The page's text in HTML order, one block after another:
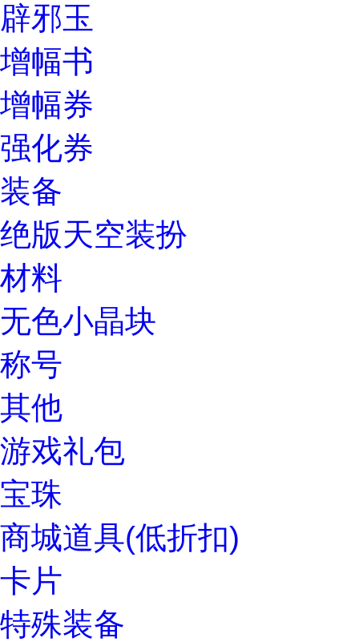
辟邪玉
增幅书
增幅券
强化券
装备
绝版天空装扮
材料
无色小晶块
称号
其他
游戏礼包
宝珠
商城道具(低折扣)
卡片
特殊装备